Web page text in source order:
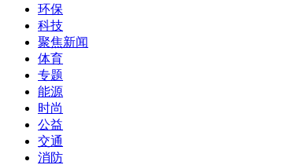
环保
科技
聚焦新闻
体育
专题
能源
时尚
公益
交通
消防